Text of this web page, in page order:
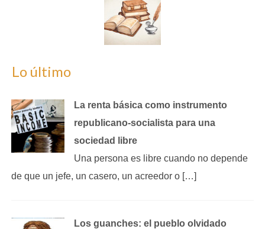
Lo último
La renta básica como instrumento
republicano‑socialista para una
sociedad libre
Una persona es libre cuando no depende
de que un jefe, un casero, un acreedor o […]
Los guanches: el pueblo olvidado